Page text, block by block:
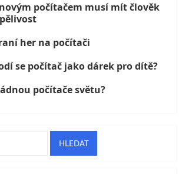
počítačem musí mít člověk
her na počítači
se počítač jako dárek pro dítě?
počítače světu?